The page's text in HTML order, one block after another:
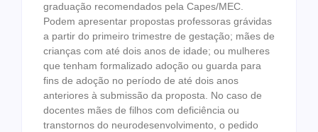
graduação recomendados pela Capes/MEC.
Podem apresentar propostas professoras grávidas
a partir do primeiro trimestre de gestação; mães de
crianças com até dois anos de idade; ou mulheres
que tenham formalizado adoção ou guarda para
fins de adoção no período de até dois anos
anteriores à submissão da proposta. No caso de
docentes mães de filhos com deficiência ou
transtornos do neurodesenvolvimento, o pedido